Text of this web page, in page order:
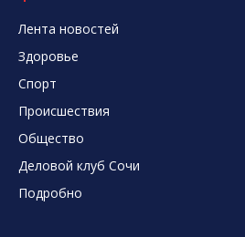
Лента новостей
Здоровье
Спорт
Происшествия
Общество
Деловой клуб Сочи
Подробно